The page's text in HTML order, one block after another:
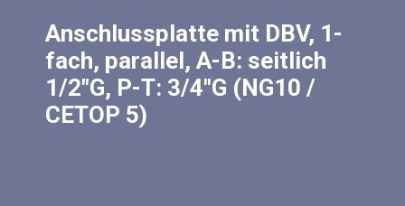
Anschlussplatte mit DBV, 1-
fach, parallel, A-B: seitlich
1/2″G, P-T: 3/4″G (NG10 /
CETOP 5)